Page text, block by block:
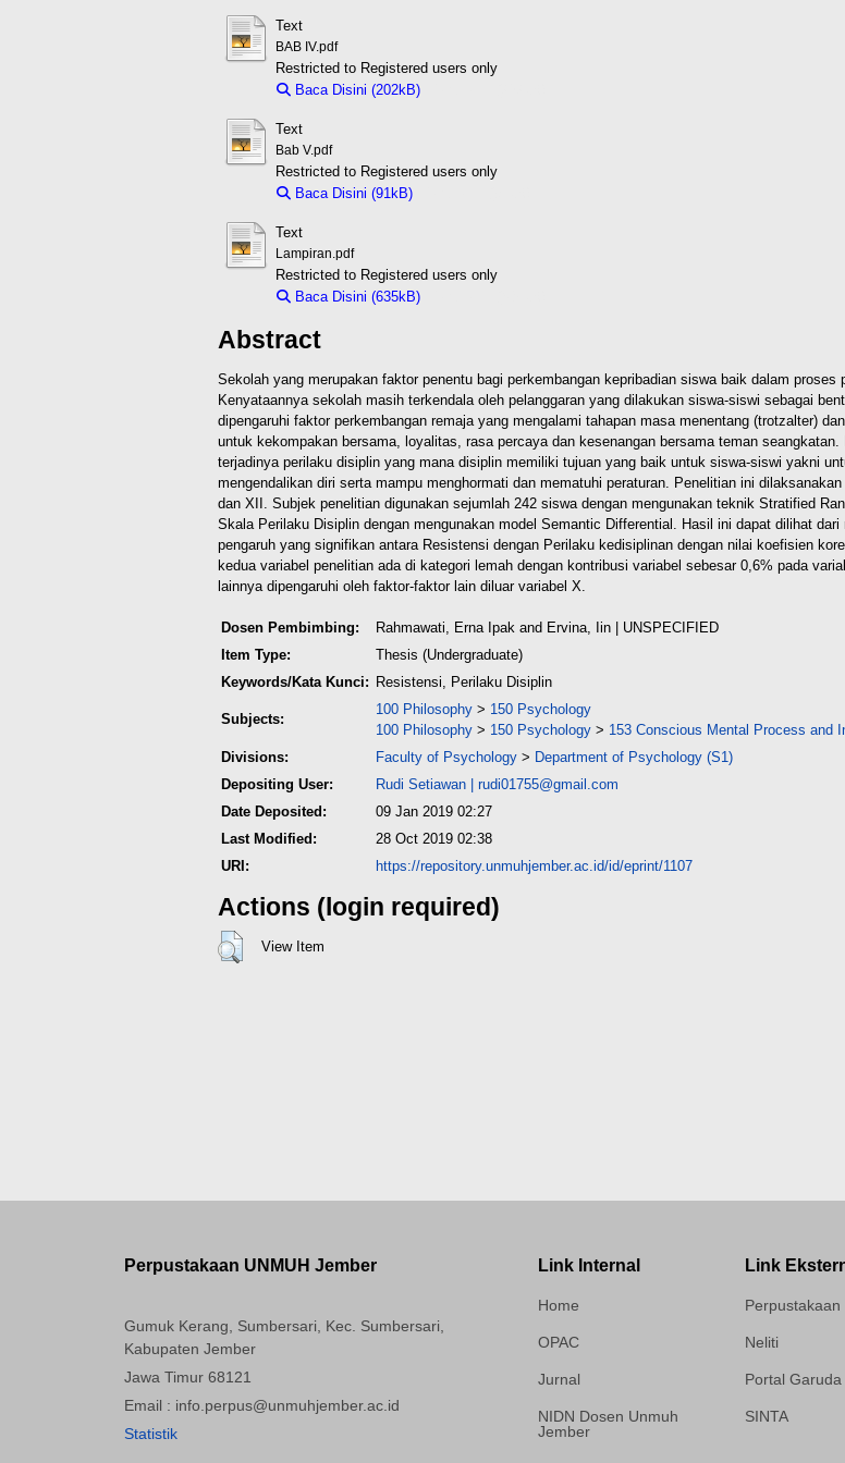
Text
BAB IV.pdf
Restricted to Registered users only
Baca Disini (202kB)
Text
Bab V.pdf
Restricted to Registered users only
Baca Disini (91kB)
Text
Lampiran.pdf
Restricted to Registered users only
Baca Disini (635kB)
Abstract
Sekolah yang merupakan faktor penentu bagi perkembangan kepribadian siswa baik dalam proses
Kenyataannya sekolah masih terkendala oleh pelanggaran yang dilakukan siswa-siswi sebagai
dipengaruhi faktor perkembangan remaja yang mengalami tahapan masa menentang (trotzalter)
untuk kekompakan bersama, loyalitas, rasa percaya dan kesenangan bersama teman
terjadinya perilaku disiplin yang mana disiplin memiliki tujuan yang baik untuk siswa-siswi yakni
mengendalikan diri serta mampu menghormati dan mematuhi peraturan. Penelitian ini
dan XII. Subjek penelitian digunakan sejumlah 242 siswa dengan mengunakan teknik Stratified
Skala Perilaku Disiplin dengan mengunakan model Semantic Differential. Hasil ini dapat dilihat
pengaruh yang signifikan antara Resistensi dengan Perilaku kedisiplinan dengan nilai koefisien
kedua variabel penelitian ada di kategori lemah dengan kontribusi variabel sebesar 0,6% pada
lainnya dipengaruhi oleh faktor-faktor lain diluar variabel X.
Dosen Pembimbing: Rahmawati, Erna Ipak and Ervina, Iin | UNSPECIFIED
Item Type:
Thesis (Undergraduate)
Keywords/Kata Kunci: Resistensi, Perilaku Disiplin
Subjects:
100 Philosophy > 150 Psychology
100 Philosophy > 150 Psychology > 153 Conscious Mental Process and
Divisions:
Faculty of Psychology > Department of Psychology (S1)
Depositing User:
Rudi Setiawan | rudi01755@gmail.com
Date Deposited:
09 Jan 2019 02:27
Last Modified:
28 Oct 2019 02:38
URI:
https://repository.unmuhjember.ac.id/id/eprint/1107
Actions (login required)
View Item
Perpustakaan UNMUH Jember
Gumuk Kerang, Sumbersari, Kec. Sumbersari,
Kabupaten Jember
Jawa Timur 68121
Email : info.perpus@unmuhjember.ac.id
Statistik
Link Internal
Home
OPAC
Jurnal
NIDN Dosen Unmuh
Jember
Link
Perpustakaan
Neliti
Portal Garuda
SINTA